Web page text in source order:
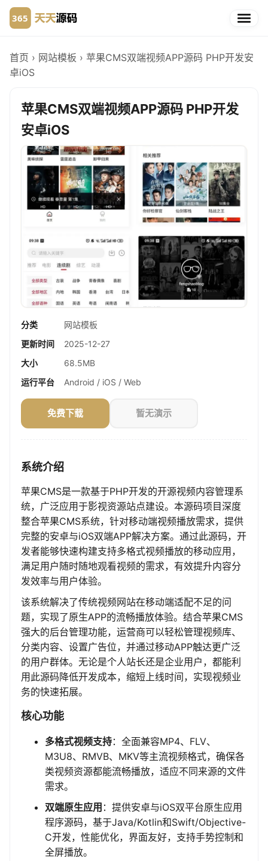
首页 › 网站模板 › 苹果CMS双端视频APP源码 PHP开发安
卓iOS
苹果CMS双端视频APP源码 PHP开发
安卓iOS
分类
网站模板
更新时间
2025-12-27
大小
68.5MB
运行平台
Android / iOS / Web
免费下载 暂无演示
系统介绍
苹果CMS是一款基于PHP开发的开源视频内容管理系
统，广泛应用于影视资源站点建设。本源码项目深度
整合苹果CMS系统，针对移动端视频播放需求，提供
完整的安卓与iOS双端APP解决方案。通过此源码，开
发者能够快速构建支持多格式视频播放的移动应用，
满足用户随时随地观看视频的需求，有效提升内容分
发效率与用户体验。
该系统解决了传统视频网站在移动端适配不足的问
题，实现了原生APP的流畅播放体验。结合苹果CMS
强大的后台管理功能，运营商可以轻松管理视频库、
分类内容、设置广告位，并通过移动APP触达更广泛
的用户群体。无论是个人站长还是企业用户，都能利
用此源码降低开发成本，缩短上线时间，实现视频业
务的快速拓展。
核心功能
多格式视频支持：全面兼容MP4、FLV、
M3U8、RMVB、MKV等主流视频格式，确保各
类视频资源都能流畅播放，适应不同来源的文件
需求。
双端原生应用 ：提供安卓与iOS双平台原生应用
程序源码，基于Java/Kotlin和Swift/Objective-
C开发，性能优化，界面友好，支持手势控制和
全屏播放。